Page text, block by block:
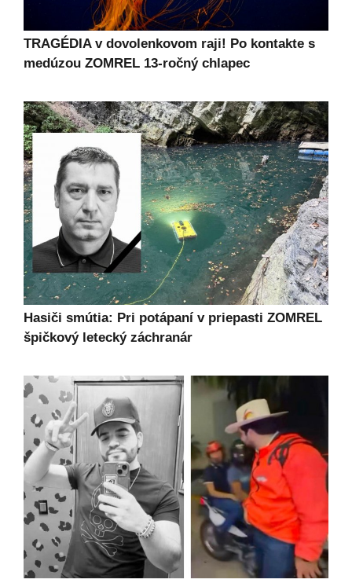
TRAGÉDIA v dovolenkovom raji! Po kontakte s
medúzou ZOMREL 13-ročný chlapec
Hasiči smútia: Pri potápaní v priepasti ZOMREL
špičkový letecký záchranár